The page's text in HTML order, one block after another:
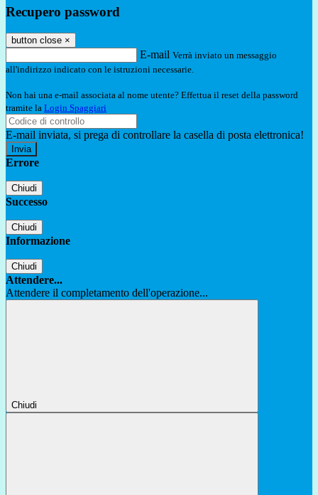
Recupero password
button close ×
E-mail Verrà inviato un messaggio
all'indirizzo indicato con le istruzioni necessarie.
Non hai una e-mail associata al nome utente? Effettua il reset della password
tramite la Login Spaggiari
E-mail inviata, si prega di controllare la casella di posta elettronica!
Errore
Chiudi
Successo
Chiudi
Informazione
Chiudi
Attendere...
Attendere il completamento dell'operazione...
Chiudi